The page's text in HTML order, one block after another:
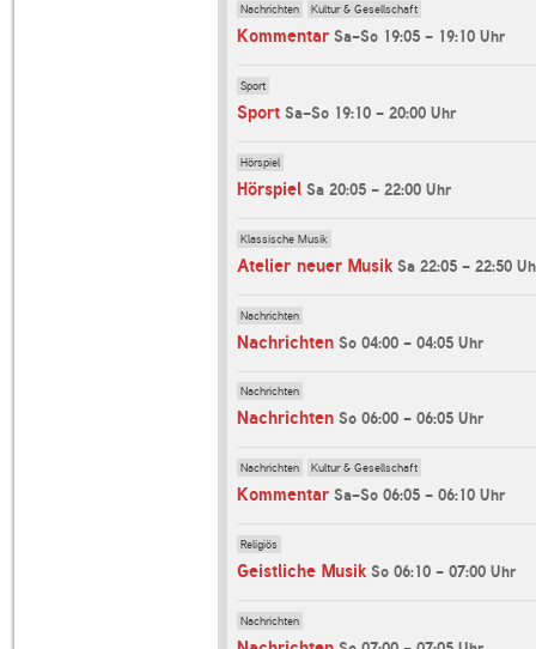
Nachrichten Kultur & Gesellschaft
Kommentar Sa-So 19:05 - 19:10 Uhr
Sport
Sport Sa-So 19:10 - 20:00 Uhr
Hörspiel
Hörspiel Sa 20:05 - 22:00 Uhr
Klassische Musik
Atelier neuer Musik Sa 22:05 - 22:50
Nachrichten
Nachrichten So 04:00 - 04:05 Uhr
Nachrichten
Nachrichten So 06:00 - 06:05 Uhr
Nachrichten Kultur & Gesellschaft
Kommentar Sa-So 06:05 - 06:10 Uhr
Religiös
Geistliche Musik So 06:10 - 07:00 Uhr
Nachrichten